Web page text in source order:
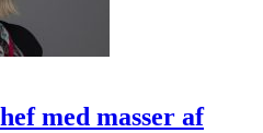
med masser af